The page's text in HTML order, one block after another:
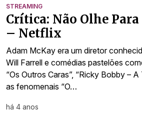
STREAMING
Crítica: Não Olhe Para
– Netflix
Adam McKay era um diretor
Will Farrell e comédias pastelões
“Os Outros Caras”, “Ricky Bobby –
as fenomenais “O…
há 4 anos